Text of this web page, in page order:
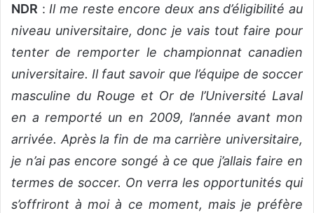
NDR : Il me reste encore deux ans d’éligibilité au
niveau universitaire, donc je vais tout faire pour
tenter de remporter le championnat canadien
universitaire. Il faut savoir que l’équipe de soccer
masculine du Rouge et Or de l’Université Laval
en a remporté un en 2009, l’année avant mon
arrivée. Après la fin de ma carrière universitaire,
je n’ai pas encore songé à ce que j’allais faire en
termes de soccer. On verra les opportunités qui
s’offriront à moi à ce moment, mais je préfère